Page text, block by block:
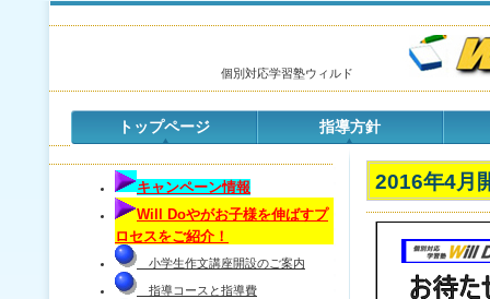
個別対応学習塾ウィルド
2016年4月
トップページ 指導方針
キャンペーン情報
Will Doやがお子様を伸ばすプ
ロセスをご紹介！
小学生作文講座開設のご案内
指導コースと指導費